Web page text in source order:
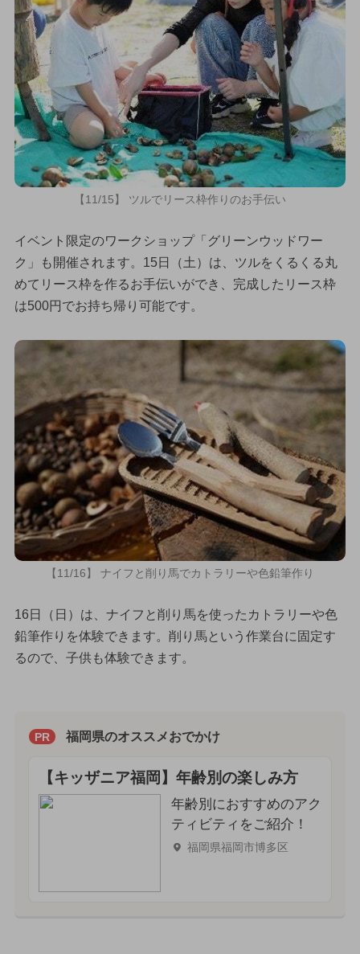
【11/15】 ツルでリース枠作りのお手伝い
イベント限定のワークショップ「グリーンウッドワー
ク」も開催されます。15日（土）は、ツルをくるくる丸
めてリース枠を作るお手伝いができ、完成したリース枠
は500円でお持ち帰り可能です。
【11/16】 ナイフと削り馬でカトラリーや色鉛筆作り
16日（日）は、ナイフと削り馬を使ったカトラリーや色
鉛筆作りを体験できます。削り馬という作業台に固定す
るので、子供も体験できます。
PR 福岡県のオススメおでかけ
【キッザニア福岡】年齢別の楽しみ方
年齢別におすすめのアク
ティビティをご紹介！
福岡県福岡市博多区